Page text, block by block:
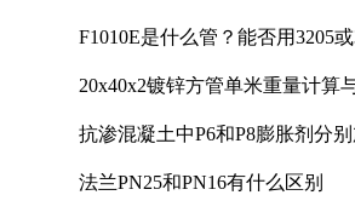
F1010E是什么管？能否用3205
20x40x2镀锌方管单米重量计算
抗渗混凝土中P6和P8膨胀剂分
法兰PN25和PN16有什么区别